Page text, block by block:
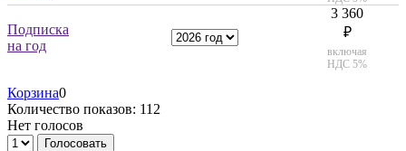
Подписка
на год
3 360
₽
включая
НДС 5%
Корзина0
Количество показов: 112
Нет голосов
Голосовать